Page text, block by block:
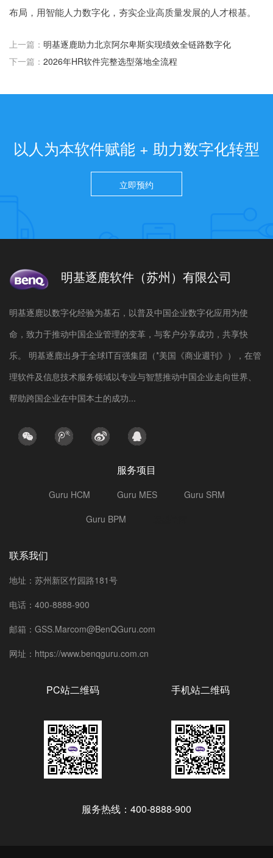
布局，用智能人力数字化，夯实企业高质量发展的人才根基。
上一篇： 明基逐鹿助力北京阿尔卑斯实现绩效全链路数字化
下一篇： 2026年HR软件完整选型落地全流程
以人为本软件赋能 + 助力数字化转型
立即预约
明基逐鹿软件（苏州）有限公司
明基逐鹿以数字化经验为基石，以普及中国企业数字化应用为使
命，致力于推动中国企业管理的变革，与客户分享成功，共享快
乐。 明基逐鹿出身于全球IT百强集团（*美国《商业週刊》），在管
理软件及信息技术服务领域以专业与智慧推动中国企业走向世界、
帮助跨国企业在中国本土的成功...
服务项目
Guru HCM Guru MES
Guru SRM
Guru BPM
联系我们
地址：苏州新区竹园路181号
电话：400-8888-900
邮箱：GSS.Marcom@BenQGuru.com
网址：https://www.benqguru.com.cn
PC站二维码 手机站二维码
服务热线：400-8888-900